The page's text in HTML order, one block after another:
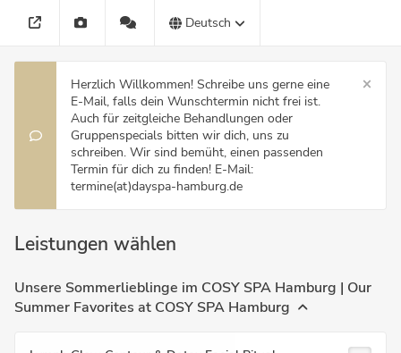
Deutsch
Herzlich Willkommen! Schreibe uns gerne eine
E-Mail, falls dein Wunschtermin nicht frei ist.
Auch für zeitgleiche Behandlungen oder
Gruppenspecials bitten wir dich, uns zu
schreiben. Wir sind bemüht, einen passenden
Termin für dich zu finden! E-Mail:
termine(at)dayspa-hamburg.de
Leistungen wählen
Unsere Sommerlieblinge im COSY SPA Hamburg | Our
Summer Favorites at COSY SPA Hamburg